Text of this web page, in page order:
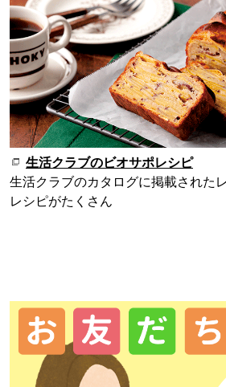
生活クラブのビオサポレシピ
生活クラブのカタログに掲載された
レシピがたくさん